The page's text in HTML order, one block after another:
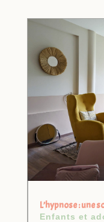
L’hypnose : une
Enfants et